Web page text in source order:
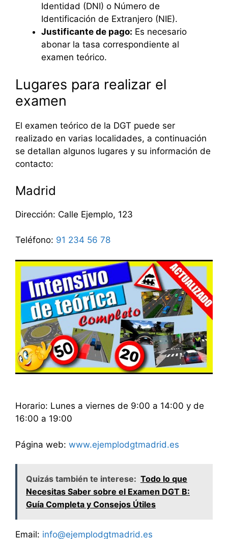
Identidad (DNI) o Número de
Identificación de Extranjero (NIE).
Justificante de pago: Es necesario
abonar la tasa correspondiente al
examen teórico.
Lugares para realizar el
examen
El examen teórico de la DGT puede ser
realizado en varias localidades, a continuación
se detallan algunos lugares y su información de
contacto:
Madrid
Dirección: Calle Ejemplo, 123
Teléfono: 91 234 56 78
Horario: Lunes a viernes de 9:00 a 14:00 y de
16:00 a 19:00
Página web: www.ejemplodgtmadrid.es
Quizás también te interese: Todo lo que
Necesitas Saber sobre el Examen DGT B:
Guía Completa y Consejos Útiles
Email: info@ejemplodgtmadrid.es